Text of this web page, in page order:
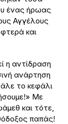
ένας ήρωας
Αγγέλους
και
η αντίδραση
ανάρτηση
το κεφάλι
Με
και τότε,
παπάς!